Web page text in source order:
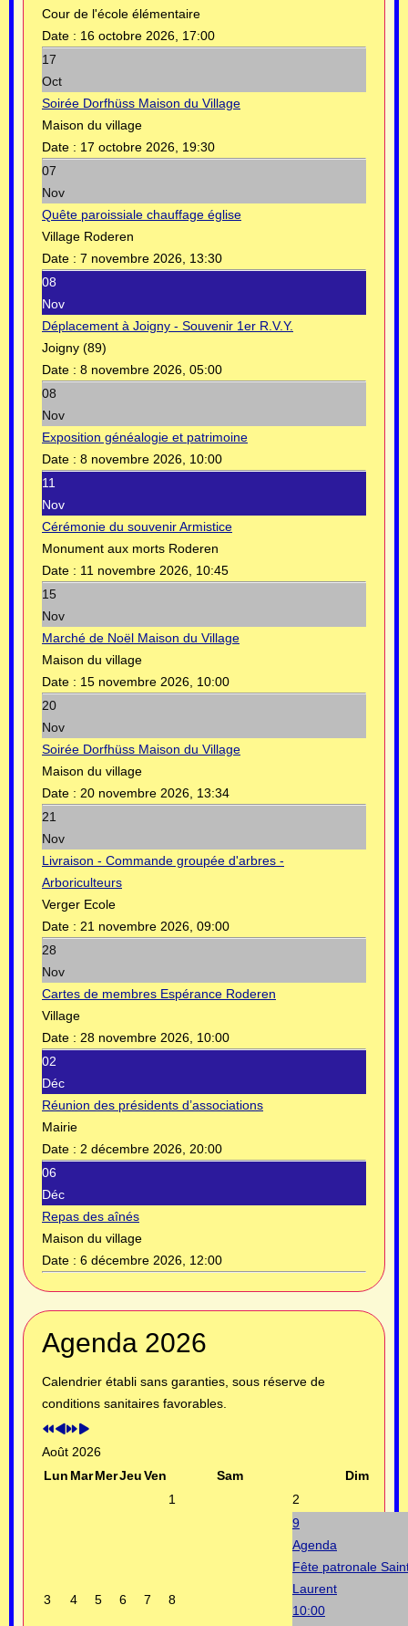
Cour de l'école élémentaire
Date : 16 octobre 2026, 17:00
17
Oct
Soirée Dorfhüss Maison du Village
Maison du village
Date : 17 octobre 2026, 19:30
07
Nov
Quête paroissiale chauffage église
Village Roderen
Date : 7 novembre 2026, 13:30
08
Nov
Déplacement à Joigny - Souvenir 1er R.V.Y.
Joigny (89)
Date : 8 novembre 2026, 05:00
08
Nov
Exposition généalogie et patrimoine
Date : 8 novembre 2026, 10:00
11
Nov
Cérémonie du souvenir Armistice
Monument aux morts Roderen
Date : 11 novembre 2026, 10:45
15
Nov
Marché de Noël Maison du Village
Maison du village
Date : 15 novembre 2026, 10:00
20
Nov
Soirée Dorfhüss Maison du Village
Maison du village
Date : 20 novembre 2026, 13:34
21
Nov
Livraison - Commande groupée d'arbres -
Arboriculteurs
Verger Ecole
Date : 21 novembre 2026, 09:00
28
Nov
Cartes de membres Espérance Roderen
Village
Date : 28 novembre 2026, 10:00
02
Déc
Réunion des présidents d’associations
Mairie
Date : 2 décembre 2026, 20:00
06
Déc
Repas des aînés
Maison du village
Date : 6 décembre 2026, 12:00
Agenda 2026
Calendrier établi sans garanties, sous réserve de
conditions sanitaires favorables.
Année
précédente
précédent
suivante
suivant
Août 2026
Lun MarMerJeuVen Sam
Dim
1
2
3 4 5 6 7 8
9
Agenda
Fête patronale
Laurent
10:00